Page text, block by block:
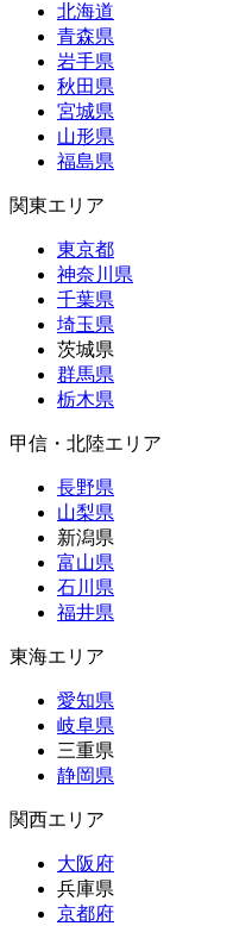
北海道
青森県
岩手県
秋田県
宮城県
山形県
福島県
関東エリア
東京都
神奈川県
千葉県
埼玉県
茨城県
群馬県
栃木県
甲信・北陸エリア
長野県
山梨県
新潟県
富山県
石川県
福井県
東海エリア
愛知県
岐阜県
三重県
静岡県
関西エリア
大阪府
兵庫県
京都府